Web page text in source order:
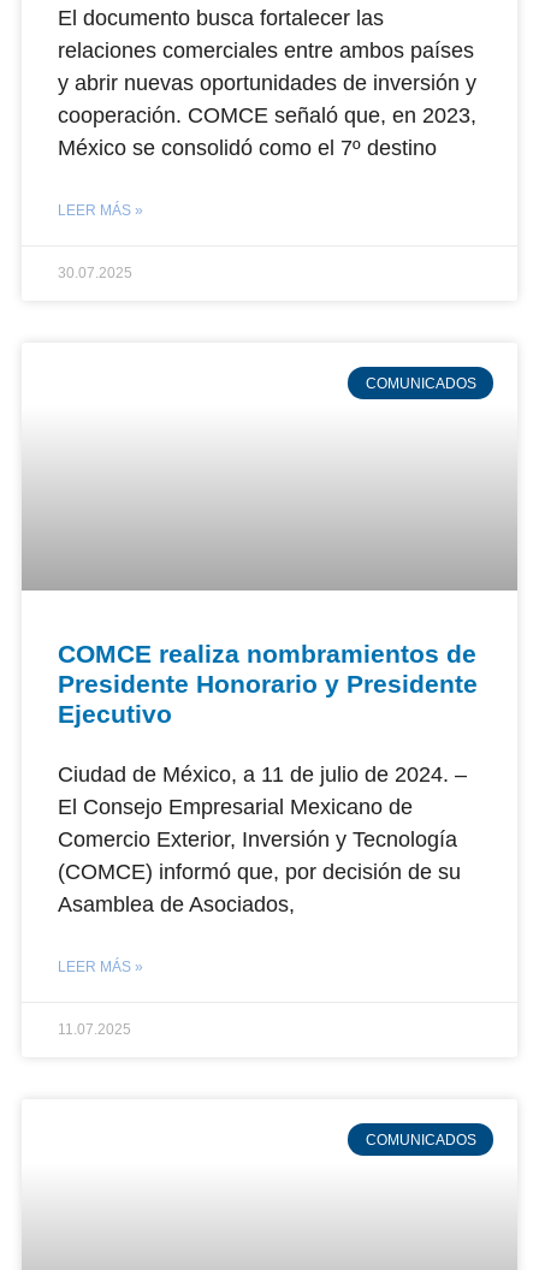
El documento busca fortalecer las
relaciones comerciales entre ambos países
y abrir nuevas oportunidades de inversión y
cooperación. COMCE señaló que, en 2023,
México se consolidó como el 7º destino
LEER MÁS »
30.07.2025
COMUNICADOS
COMCE realiza nombramientos de
Presidente Honorario y Presidente
Ejecutivo
Ciudad de México, a 11 de julio de 2024. –
El Consejo Empresarial Mexicano de
Comercio Exterior, Inversión y Tecnología
(COMCE) informó que, por decisión de su
Asamblea de Asociados,
LEER MÁS »
11.07.2025
COMUNICADOS